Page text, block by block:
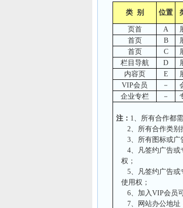
类 别 位置
页首 A
首页
B
首页
C
栏目导航
D
内容页
E
VIP会员 －
企业专栏
－
注： 1、所有合作都
2、所有合作类别
3、所有图标或
4、凡签约广告或
权；
5、凡签约广告或
使用权；
6、加入VIP会员
7、网站办公地址